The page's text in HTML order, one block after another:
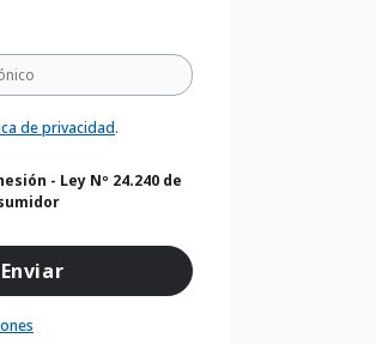
de privacidad.
- Ley Nº 24.240 de